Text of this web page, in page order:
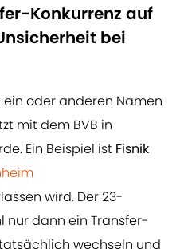
Konkurrenz auf
bei
oder anderen Namen
mit dem BVB in
Ein Beispiel ist Fisnik
wird. Der 23-
nur dann ein Transfer-
wechseln und